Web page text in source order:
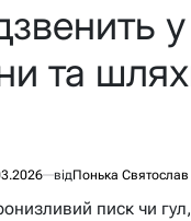
у
та
відПонька Святослав
писк чи